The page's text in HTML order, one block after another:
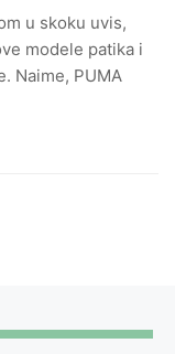
u skoku uvis,
modele patika i
Naime, PUMA